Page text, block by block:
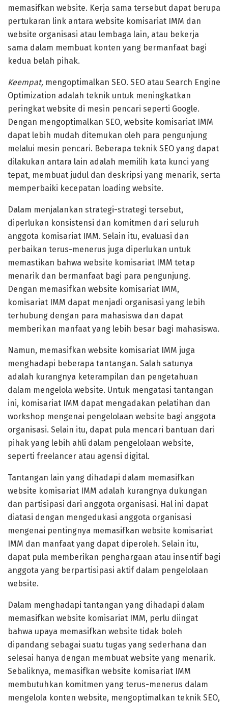
memasifkan website. Kerja sama tersebut dapat berupa
pertukaran link antara website komisariat IMM dan
website organisasi atau lembaga lain, atau bekerja
sama dalam membuat konten yang bermanfaat bagi
kedua belah pihak.
Keempat, mengoptimalkan SEO. SEO atau Search Engine
Optimization adalah teknik untuk meningkatkan
peringkat website di mesin pencari seperti Google.
Dengan mengoptimalkan SEO, website komisariat IMM
dapat lebih mudah ditemukan oleh para pengunjung
melalui mesin pencari. Beberapa teknik SEO yang dapat
dilakukan antara lain adalah memilih kata kunci yang
tepat, membuat judul dan deskripsi yang menarik, serta
memperbaiki kecepatan loading website.
Dalam menjalankan strategi-strategi tersebut,
diperlukan konsistensi dan komitmen dari seluruh
anggota komisariat IMM. Selain itu, evaluasi dan
perbaikan terus-menerus juga diperlukan untuk
memastikan bahwa website komisariat IMM tetap
menarik dan bermanfaat bagi para pengunjung.
Dengan memasifkan website komisariat IMM,
komisariat IMM dapat menjadi organisasi yang lebih
terhubung dengan para mahasiswa dan dapat
memberikan manfaat yang lebih besar bagi mahasiswa.
Namun, memasifkan website komisariat IMM juga
menghadapi beberapa tantangan. Salah satunya
adalah kurangnya keterampilan dan pengetahuan
dalam mengelola website. Untuk mengatasi tantangan
ini, komisariat IMM dapat mengadakan pelatihan dan
workshop mengenai pengelolaan website bagi anggota
organisasi. Selain itu, dapat pula mencari bantuan dari
pihak yang lebih ahli dalam pengelolaan website,
seperti freelancer atau agensi digital.
Tantangan lain yang dihadapi dalam memasifkan
website komisariat IMM adalah kurangnya dukungan
dan partisipasi dari anggota organisasi. Hal ini dapat
diatasi dengan mengedukasi anggota organisasi
mengenai pentingnya memasifkan website komisariat
IMM dan manfaat yang dapat diperoleh. Selain itu,
dapat pula memberikan penghargaan atau insentif bagi
anggota yang berpartisipasi aktif dalam pengelolaan
website.
Dalam menghadapi tantangan yang dihadapi dalam
memasifkan website komisariat IMM, perlu diingat
bahwa upaya memasifkan website tidak boleh
dipandang sebagai suatu tugas yang sederhana dan
selesai hanya dengan membuat website yang menarik.
Sebaliknya, memasifkan website komisariat IMM
membutuhkan komitmen yang terus-menerus dalam
mengelola konten website, mengoptimalkan teknik SEO,